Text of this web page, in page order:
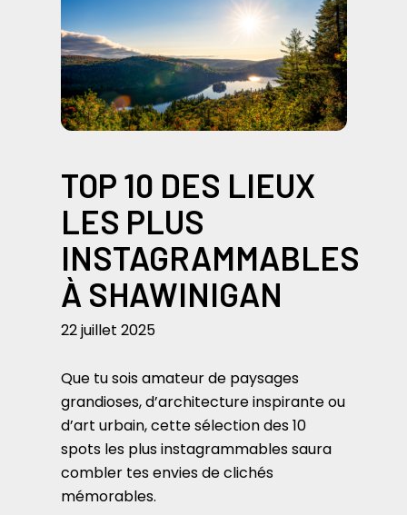
TOP 10 DES LIEUX
LES PLUS
INSTAGRAMMABLES
À SHAWINIGAN
22 juillet 2025
Que tu sois amateur de paysages
grandioses, d’architecture inspirante ou
d’art urbain, cette sélection des 10
spots les plus instagrammables saura
combler tes envies de clichés
mémorables.